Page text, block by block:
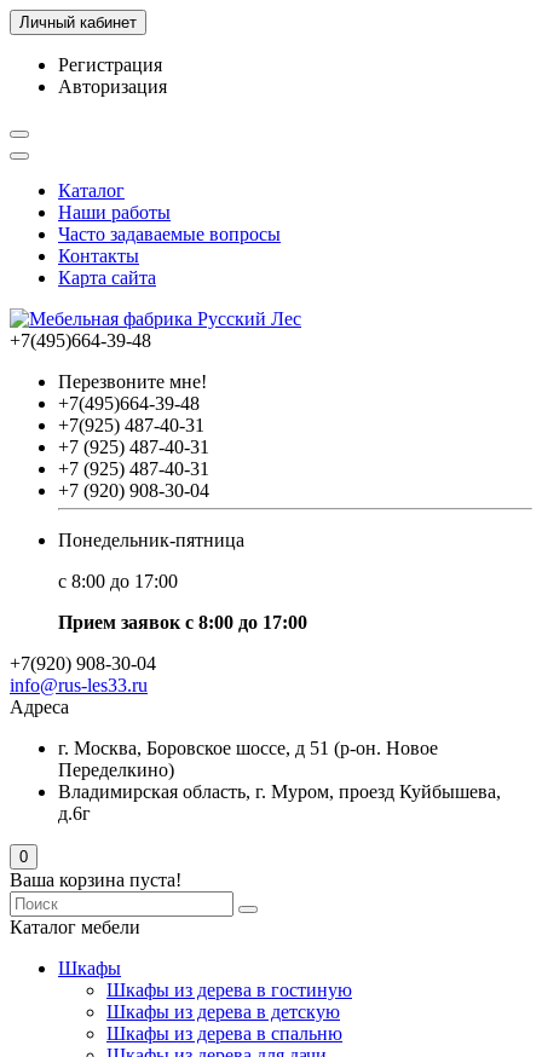
Личный кабинет
Регистрация
Авторизация
Каталог
Наши работы
Часто задаваемые вопросы
Контакты
Карта сайта
+7(495)664-39-48
Перезвоните мне!
+7(495)664-39-48
+7(925) 487-40-31
+7 (925) 487-40-31
+7 (925) 487-40-31
+7 (920) 908-30-04
Понедельник-пятница
с 8:00 до 17:00
Прием заявок с 8:00 до 17:00
+7(920) 908-30-04
info@rus-les33.ru
Адреса
г. Москва, Боровское шоссе, д 51 (р-он. Новое
Переделкино)
Владимирская область, г. Муром, проезд Куйбышева,
д.6г
0
Ваша корзина пуста!
Каталог мебели
Шкафы
Шкафы из дерева в гостиную
Шкафы из дерева в детскую
Шкафы из дерева в спальню